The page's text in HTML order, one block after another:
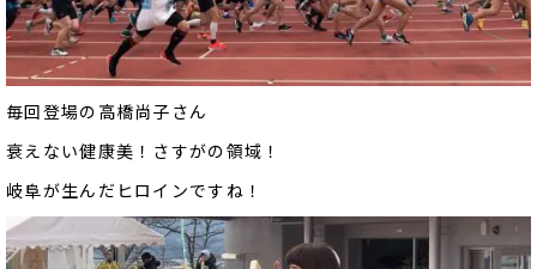
毎回登場の高橋尚子さん
衰えない健康美！さすがの領域！
岐阜が生んだヒロインですね！